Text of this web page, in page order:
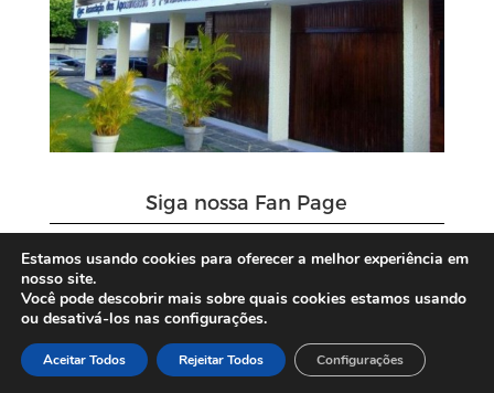
Siga nossa Fan Page
Estamos usando cookies para oferecer a melhor experiência em
nosso site.
Você pode descobrir mais sobre quais cookies estamos usando
ou desativá-los nas configurações.
Aceitar Todos Rejeitar Todos Configurações